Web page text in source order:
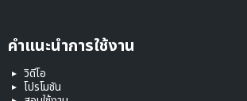
คำแนะนำการใช้งาน
วิดีโอ
โปรโมชัน